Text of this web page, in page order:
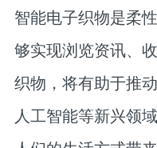
智能电子织物是柔
够实现浏览资讯、
织物，将有助于推
人工智能等新兴领